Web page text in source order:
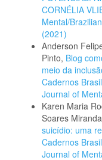
CORNÉLIA
Mental/
(2021)
Anderson
Pinto, Blog
meio da
Cadernos
Journal of
Karen Maria
Soares
suicídio: uma
Cadernos
Journal of